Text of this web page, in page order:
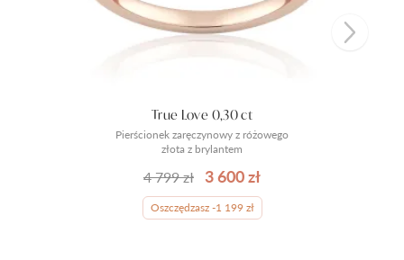
Pierścionek zaręczynowy z różowego
złota z brylantem
True Love 0,30 ct
4 799 zł 3 600 zł
Oszczędzasz -1 199 zł